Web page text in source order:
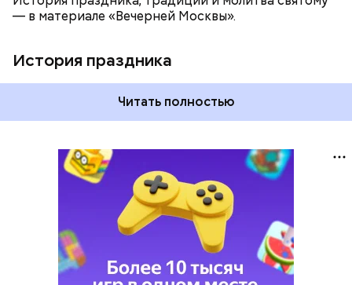
— в материале «Вечерней Москвы».
История праздника
Читать полностью